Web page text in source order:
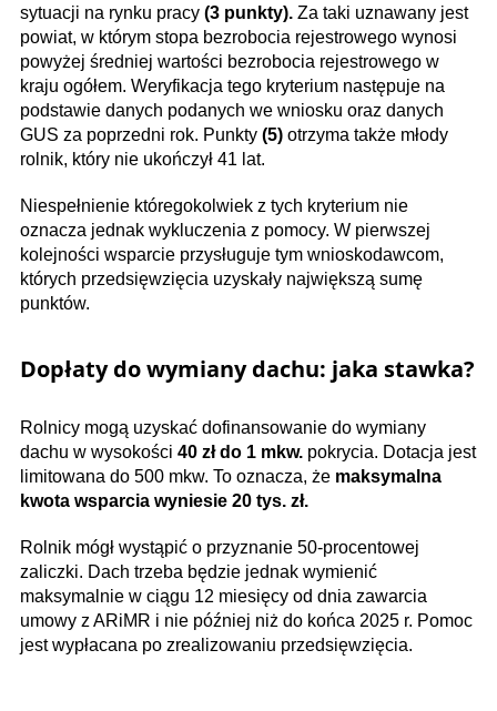
sytuacji na rynku pracy (3 punkty). Za taki uznawany jest
powiat, w którym stopa bezrobocia rejestrowego wynosi
powyżej średniej wartości bezrobocia rejestrowego w
kraju ogółem. Weryfikacja tego kryterium następuje na
podstawie danych podanych we wniosku oraz danych
GUS za poprzedni rok. Punkty (5) otrzyma także młody
rolnik, który nie ukończył 41 lat.
Niespełnienie któregokolwiek z tych kryterium nie
oznacza jednak wykluczenia z pomocy. W pierwszej
kolejności wsparcie przysługuje tym wnioskodawcom,
których przedsięwzięcia uzyskały największą sumę
punktów.
Dopłaty do wymiany dachu: jaka stawka?
Rolnicy mogą uzyskać dofinansowanie do wymiany
dachu w wysokości 40 zł do 1 mkw. pokrycia. Dotacja jest
limitowana do 500 mkw. To oznacza, że maksymalna
kwota wsparcia wyniesie 20 tys. zł.
Rolnik mógł wystąpić o przyznanie 50-procentowej
zaliczki. Dach trzeba będzie jednak wymienić
maksymalnie w ciągu 12 miesięcy od dnia zawarcia
umowy z ARiMR i nie później niż do końca 2025 r. Pomoc
jest wypłacana po zrealizowaniu przedsięwzięcia.